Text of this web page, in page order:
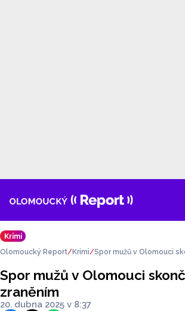
Krimi
Olomoucký Report
Krimi
Spor mužů v Olomouci
Spor mužů v Olomouci
zraněním
20. dubna 2025 v 8:37